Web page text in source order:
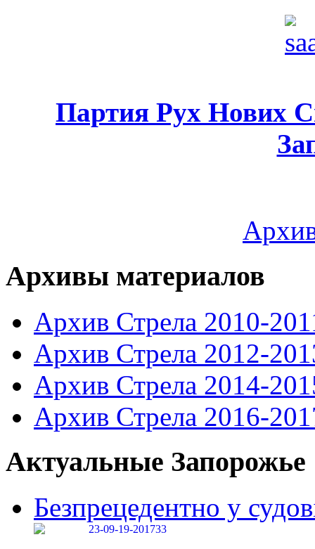
Партия Рух Нових
Архивы материалов
Архив Стрела 2010-
Архив Стрела 2012-
Архив Стрела 2014-
Архив Стрела 2016-
Актуальные Запорожье
Безпрецедентно у